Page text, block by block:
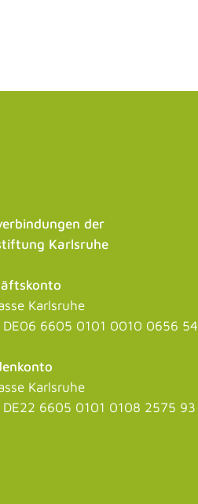
der
Karlsruhe
Karlsruhe
DE06 6605 0101 0010 0656 54
Karlsruhe
DE22 6605 0101 0108 2575 93